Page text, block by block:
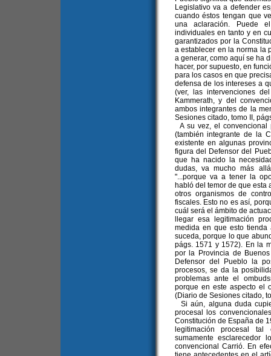
Legislativo va a defender
cuando éstos tengan que
una aclaración. Puede
individuales en tanto y en
garantizados por la
a establecer en la norma la
a generar, como aquí se ha
hacer, por supuesto, en
para los casos en que
defensa de los intereses a
(ver, las intervenciones
Kammerath, y del
ambos integrantes de la
Sesiones citado, tomo II,
A su vez, el convencional
(también integrante de la
existente en algunas
figura del Defensor del
que ha nacido la
dudas, va mucho más
"...porque va a tener la
habló del temor de que esta
otros organismos de
fiscales. Esto no es así,
cuál será el ámbito de
llegar esa legitimación
medida en que esto
suceda, porque lo que
págs. 1571 y 1572). En la
por la Provincia de
Defensor del Pueblo la
procesos, se da la
problemas ante el
porque en este aspecto el
(Diario de Sesiones citado,
Si aún, alguna duda
procesal los
Constitución de España de
legitimación procesal
sumamente esclarecedor
convencional Carrió. En